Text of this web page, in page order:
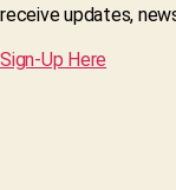
receive updates,
Sign-Up Here